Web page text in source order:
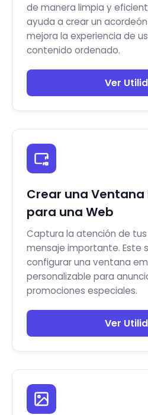
de manera limpia y
ayuda a crear un
mejora la experiencia de
contenido ordenado.
Ver
Crear una Ventana
para una Web
Captura la atención de
mensaje importante. Este
configurar una ventana
personalizable para
promociones especiales.
Ver